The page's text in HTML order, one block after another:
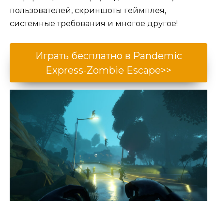
пользователей, скриншоты геймплея,
системные требования и многое другое!
Играть бесплатно в Pandemic
Express-Zombie Escape>>